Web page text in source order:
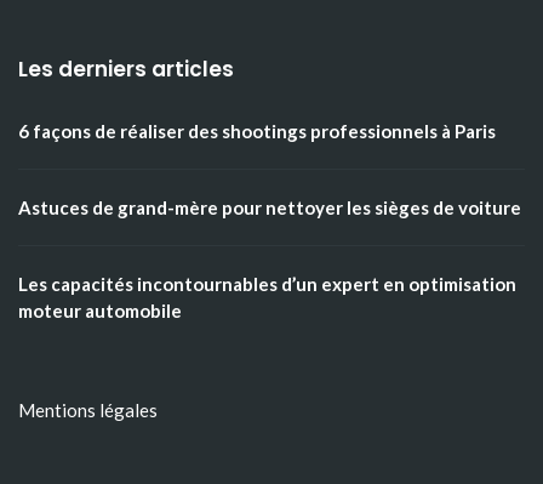
Les derniers articles
6 façons de réaliser des shootings professionnels à Paris
Astuces de grand-mère pour nettoyer les sièges de voiture
Les capacités incontournables d’un expert en optimisation
moteur automobile
Mentions légales